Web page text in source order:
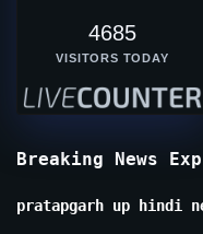
4685
VISITORS TODAY
Breaking News
pratapgarh up hindi